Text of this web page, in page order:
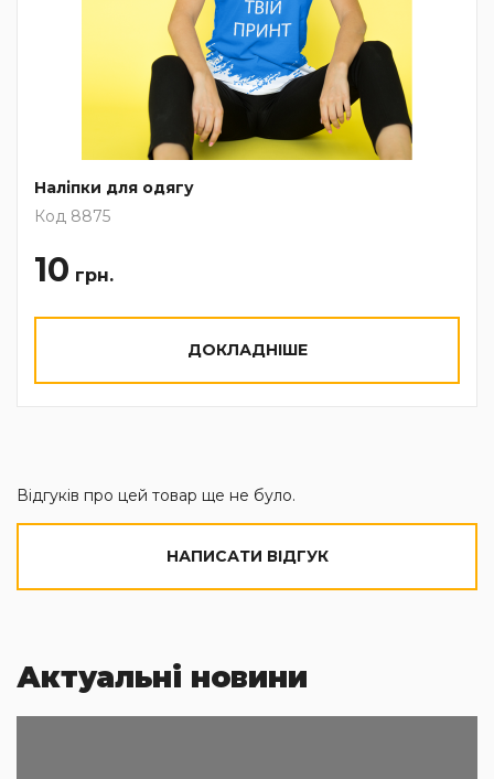
Наліпки для одягу
Код 8875
10 грн.
ДОКЛАДНІШЕ
Відгуків про цей товар ще не було.
НАПИСАТИ ВІДГУК
Актуальні новини